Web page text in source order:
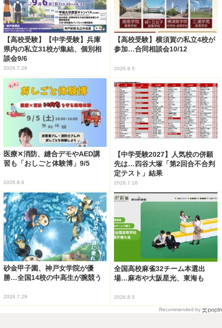
【高校受験】【中学受験】兵庫
県内の私立31校が集結、個別相
談会9/6
2026.7.28
【高校受験】横須賀の私立4校が
参加…合同相談会10/12
2026.8.5
医療✕消防、縫合デモやAED講
習も「おしごと体験博」9/5
2026.8.6
【中学受験2027】人気校の併願
先は…四谷大塚「第2回合不合判
定テスト」結果
2026.7.16
砂金甲子園、神戸女学院が優
勝…全国14校の中高生が腕競う
2026.7.29
全国高校麻雀32チーム本選出
場…麻布や大阪星光、東海も
2026.8.5
Recommended by